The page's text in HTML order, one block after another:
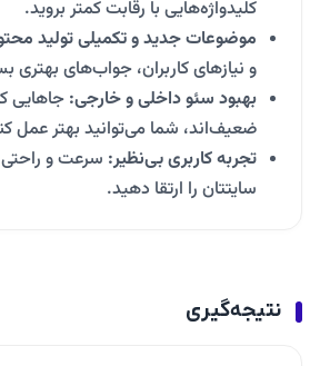
کلیدواژه‌هایی با رقابت کمتر بروید.
موضوعات جدید و تکمیلی تولید
و نیازهای کاربران، جواب‌های بهتری
بهبود سئو داخلی و خارجی: جاهایی
ضعیف‌اند، شما می‌توانید بهتر عمل
تجربه کاربری بی‌نظیر: سرعت و
سایتتان را ارتقا دهید.
نتیجه‌گیری